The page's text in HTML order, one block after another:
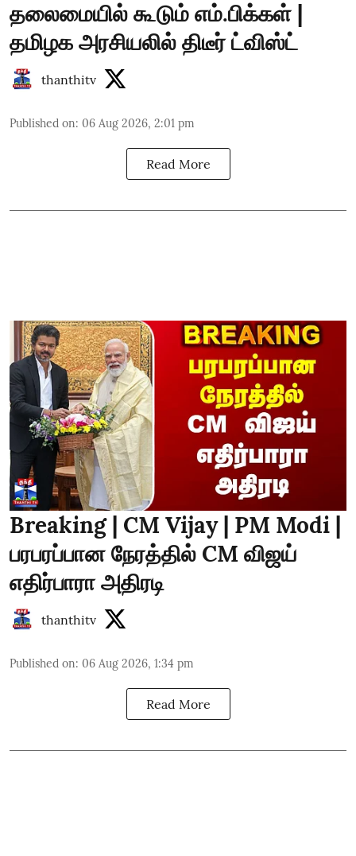
தலைமையில் கூடும் எம்.பிக்கள் |
தமிழக அரசியலில் திடீர் ட்விஸ்ட்
thanthitv
Published on: 06 Aug 2026, 2:01 pm
Read More
Breaking | CM Vijay | PM Modi |
பரபரப்பான நேரத்தில் CM விஜய்
எதிர்பாரா அதிரடி
thanthitv
Published on: 06 Aug 2026, 1:34 pm
Read More